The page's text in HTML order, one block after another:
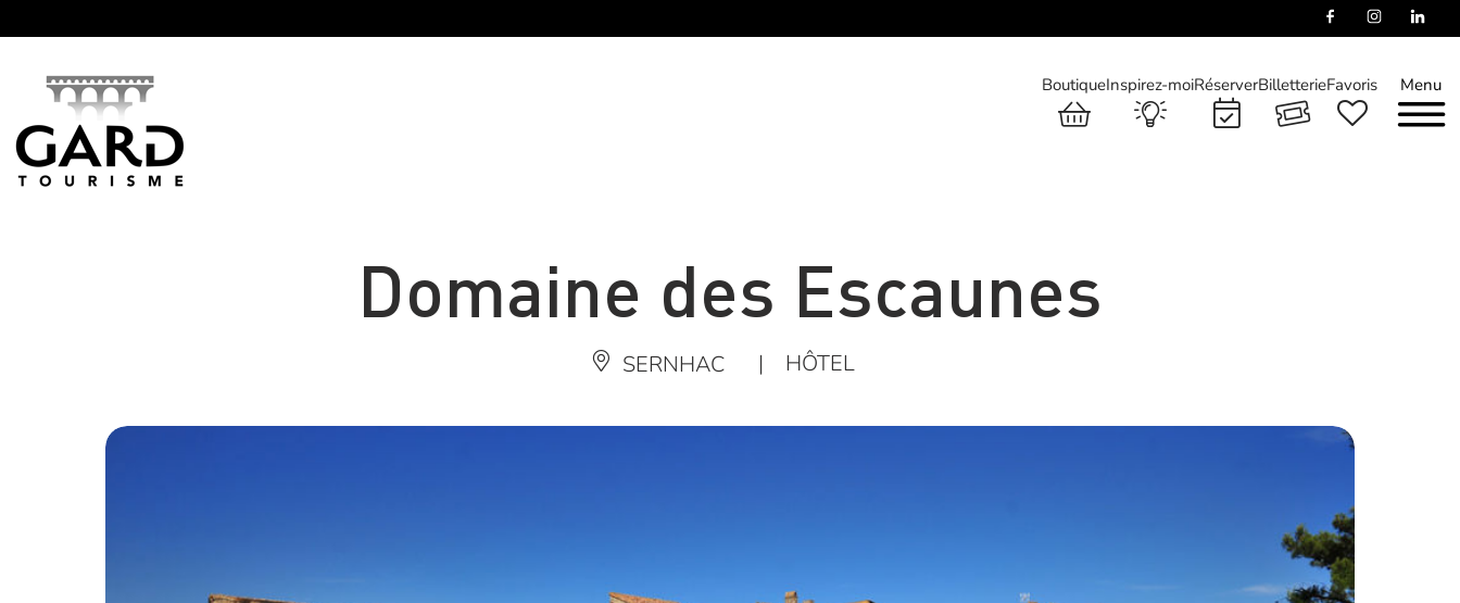
Menu
BoutiqueInspirez-moiRéserverBilletterieFavoris
Domaine des Escaunes
SERNHAC | HÔTEL